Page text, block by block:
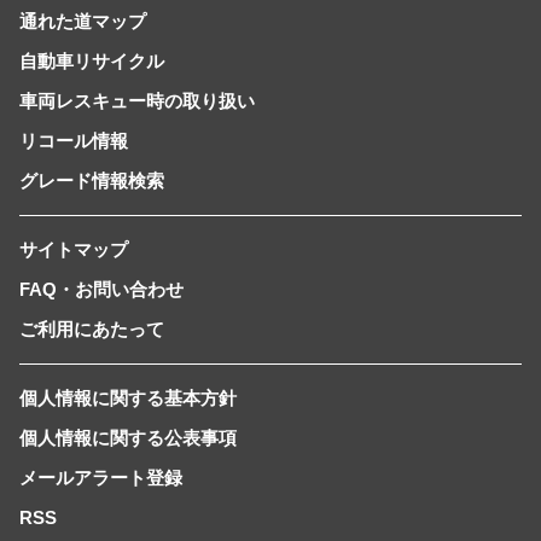
通れた道マップ
自動車リサイクル
車両レスキュー時の取り扱い
リコール情報
グレード情報検索
サイトマップ
FAQ・お問い合わせ
ご利用にあたって
個人情報に関する基本方針
個人情報に関する公表事項
メールアラート登録
RSS